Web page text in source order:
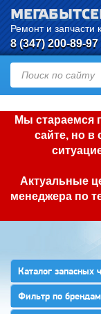
Мы стараемся
сайте, но в
Актуальные
менеджера по
Ремонт и запчасти
8 (347) 200-89-97
Каталог запасных
Фильтр по брендам